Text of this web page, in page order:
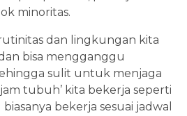
minoritas.
dan lingkungan kita
bisa mengganggu
sulit untuk menjaga
tubuh’ kita bekerja seperti
bekerja sesuai jadwal